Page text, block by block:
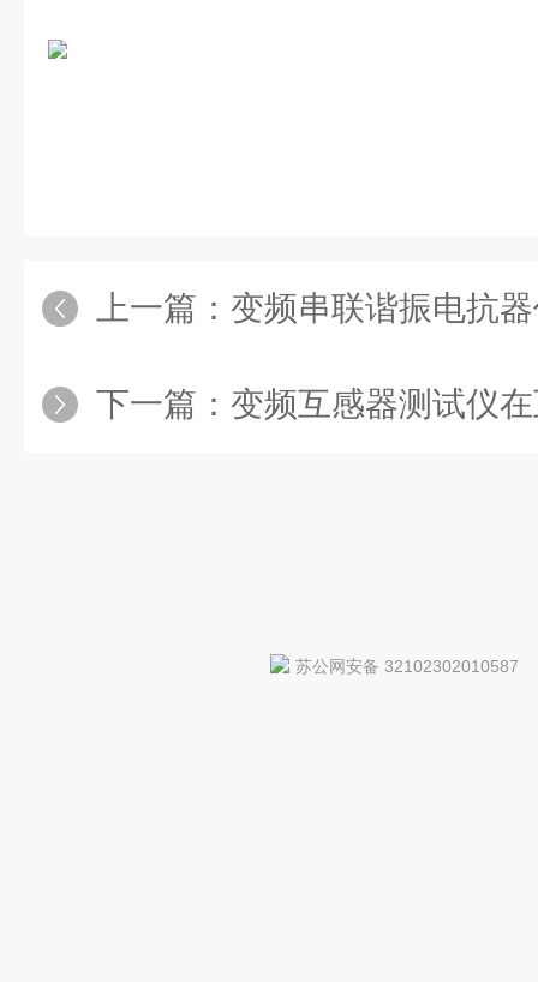
上一篇： 变频串联谐振电抗
下一篇： 变频互感器测试仪在
苏公网安备 32102302010587